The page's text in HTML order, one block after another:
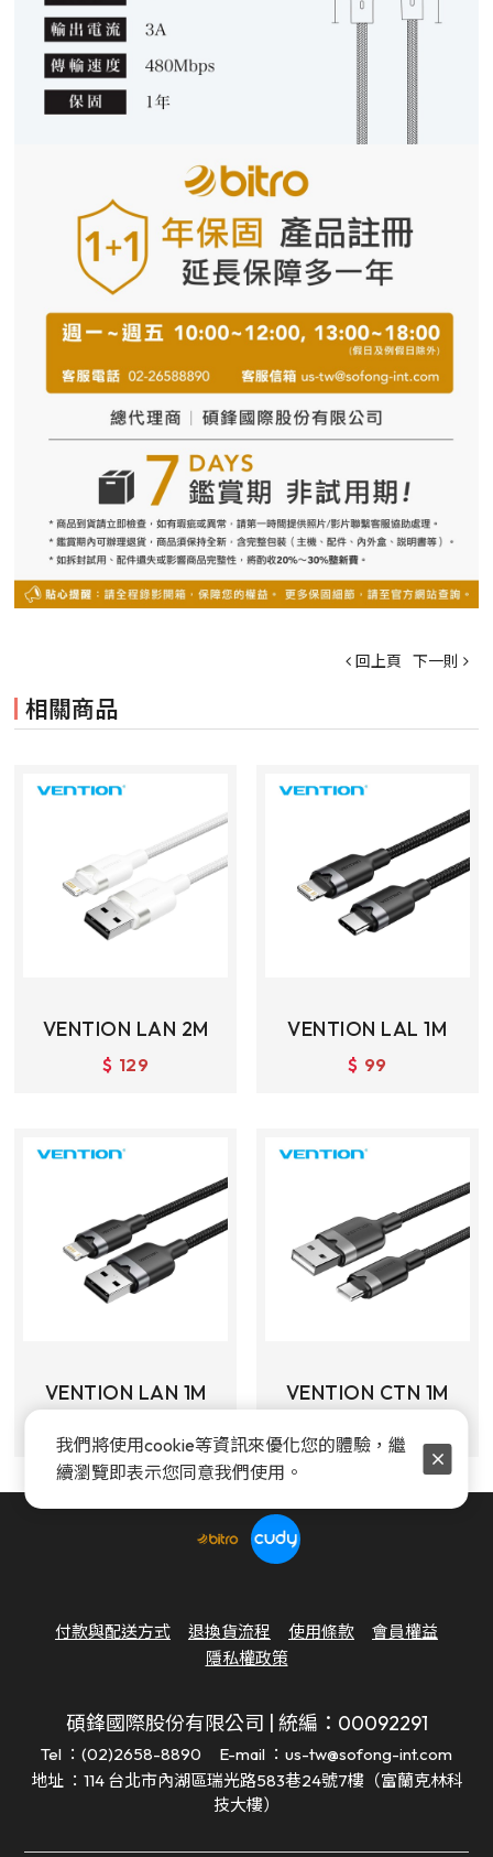
回上頁 下一則
相關商品
VENTION LAN 2M
$ 129
VENTION LAL 1M
$ 99
VENTION LAN 1M VENTION CTN 1M
付款與配送方式 退換貨流程 使用條款
會員權益
隱私權政策
碩鋒國際股份有限公司 | 統編：00092291
Tel ：(02)2658-8890
E-mail ：us-tw@sofong-int.com
地址 ：114 台北市內湖區瑞光路583巷24號7樓（富蘭克林科
技大樓）
我們將使用cookie等資訊來優化您的體驗，繼
續瀏覽即表示您同意我們使用。